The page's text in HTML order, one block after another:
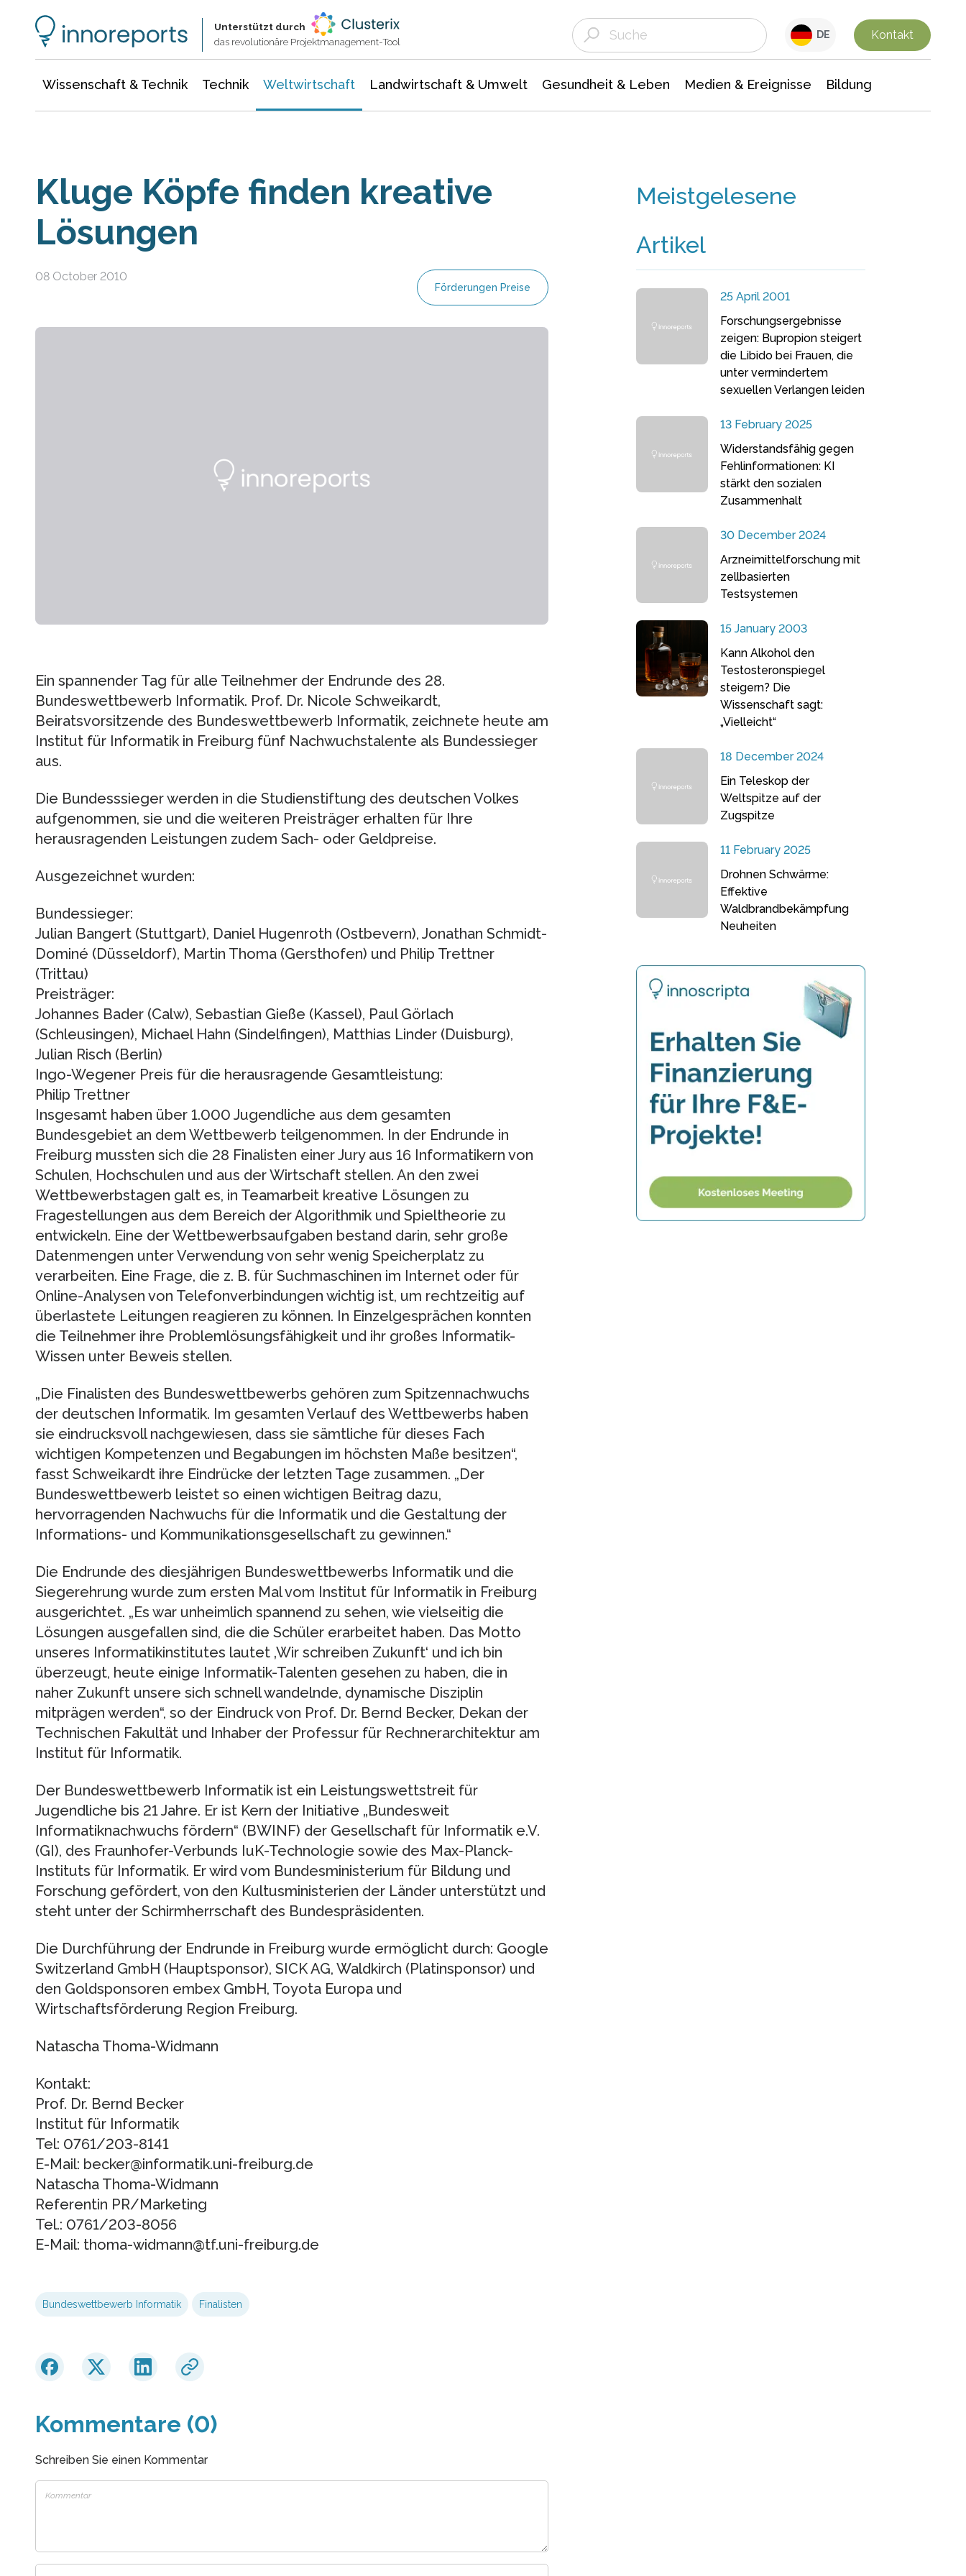
Unterstützt durch
das revolutionäre Projektmanagement-Tool
DE Kontakt
Wissenschaft & Technik Technik Weltwirtschaft Landwirtschaft & Umwelt Gesundheit & Leben Medien & Ereignisse Bildung
Kluge Köpfe finden kreative
Lösungen
08 October 2010
Förderungen Preise
Ein spannender Tag für alle Teilnehmer der Endrunde des 28.
Bundeswettbewerb Informatik. Prof. Dr. Nicole Schweikardt,
Beiratsvorsitzende des Bundeswettbewerb Informatik, zeichnete heute am
Institut für Informatik in Freiburg fünf Nachwuchstalente als Bundessieger
aus.
Die Bundesssieger werden in die Studienstiftung des deutschen Volkes
aufgenommen, sie und die weiteren Preisträger erhalten für Ihre
herausragenden Leistungen zudem Sach- oder Geldpreise.
Ausgezeichnet wurden:
Bundessieger:
Julian Bangert (Stuttgart), Daniel Hugenroth (Ostbevern), Jonathan Schmidt-
Dominé (Düsseldorf), Martin Thoma (Gersthofen) und Philip Trettner
(Trittau)
Preisträger:
Johannes Bader (Calw), Sebastian Gieße (Kassel), Paul Görlach
(Schleusingen), Michael Hahn (Sindelfingen), Matthias Linder (Duisburg),
Julian Risch (Berlin)
Ingo-Wegener Preis für die herausragende Gesamtleistung:
Philip Trettner
Insgesamt haben über 1.000 Jugendliche aus dem gesamten
Bundesgebiet an dem Wettbewerb teilgenommen. In der Endrunde in
Freiburg mussten sich die 28 Finalisten einer Jury aus 16 Informatikern von
Schulen, Hochschulen und aus der Wirtschaft stellen. An den zwei
Wettbewerbstagen galt es, in Teamarbeit kreative Lösungen zu
Fragestellungen aus dem Bereich der Algorithmik und Spieltheorie zu
entwickeln. Eine der Wettbewerbsaufgaben bestand darin, sehr große
Datenmengen unter Verwendung von sehr wenig Speicherplatz zu
verarbeiten. Eine Frage, die z. B. für Suchmaschinen im Internet oder für
Online-Analysen von Telefonverbindungen wichtig ist, um rechtzeitig auf
überlastete Leitungen reagieren zu können. In Einzelgesprächen konnten
die Teilnehmer ihre Problemlösungsfähigkeit und ihr großes Informatik-
Wissen unter Beweis stellen.
„Die Finalisten des Bundeswettbewerbs gehören zum Spitzennachwuchs
der deutschen Informatik. Im gesamten Verlauf des Wettbewerbs haben
sie eindrucksvoll nachgewiesen, dass sie sämtliche für dieses Fach
wichtigen Kompetenzen und Begabungen im höchsten Maße besitzen“,
fasst Schweikardt ihre Eindrücke der letzten Tage zusammen. „Der
Bundeswettbewerb leistet so einen wichtigen Beitrag dazu,
hervorragenden Nachwuchs für die Informatik und die Gestaltung der
Informations- und Kommunikationsgesellschaft zu gewinnen.“
Die Endrunde des diesjährigen Bundeswettbewerbs Informatik und die
Siegerehrung wurde zum ersten Mal vom Institut für Informatik in Freiburg
ausgerichtet. „Es war unheimlich spannend zu sehen, wie vielseitig die
Lösungen ausgefallen sind, die die Schüler erarbeitet haben. Das Motto
unseres Informatikinstitutes lautet ‚Wir schreiben Zukunft‘ und ich bin
überzeugt, heute einige Informatik-Talenten gesehen zu haben, die in
naher Zukunft unsere sich schnell wandelnde, dynamische Disziplin
mitprägen werden“, so der Eindruck von Prof. Dr. Bernd Becker, Dekan der
Technischen Fakultät und Inhaber der Professur für Rechnerarchitektur am
Institut für Informatik.
Der Bundeswettbewerb Informatik ist ein Leistungswettstreit für
Jugendliche bis 21 Jahre. Er ist Kern der Initiative „Bundesweit
Informatiknachwuchs fördern“ (BWINF) der Gesellschaft für Informatik e.V.
(GI), des Fraunhofer-Verbunds IuK-Technologie sowie des Max-Planck-
Instituts für Informatik. Er wird vom Bundesministerium für Bildung und
Forschung gefördert, von den Kultusministerien der Länder unterstützt und
steht unter der Schirmherrschaft des Bundespräsidenten.
Die Durchführung der Endrunde in Freiburg wurde ermöglicht durch: Google
Switzerland GmbH (Hauptsponsor), SICK AG, Waldkirch (Platinsponsor) und
den Goldsponsoren embex GmbH, Toyota Europa und
Wirtschaftsförderung Region Freiburg.
Natascha Thoma-Widmann
Kontakt:
Prof. Dr. Bernd Becker
Institut für Informatik
Tel: 0761/203-8141
E-Mail: becker@informatik.uni-freiburg.de
Natascha Thoma-Widmann
Referentin PR/Marketing
Tel.: 0761/203-8056
E-Mail: thoma-widmann@tf.uni-freiburg.de
Bundeswettbewerb Informatik Finalisten
Kommentare (0)
Schreiben Sie einen Kommentar
Meistgelesene
Artikel
25 April 2001
Forschungsergebnisse
zeigen: Bupropion steigert
die Libido bei Frauen, die
unter vermindertem
sexuellen Verlangen leiden
13 February 2025
Widerstandsfähig gegen
Fehlinformationen: KI
stärkt den sozialen
Zusammenhalt
30 December 2024
Arzneimittelforschung mit
zellbasierten
Testsystemen
15 January 2003
Kann Alkohol den
Testosteronspiegel
steigern? Die
Wissenschaft sagt:
„Vielleicht“
18 December 2024
Ein Teleskop der
Weltspitze auf der
Zugspitze
11 February 2025
Drohnen Schwärme:
Effektive
Waldbrandbekämpfung
Neuheiten